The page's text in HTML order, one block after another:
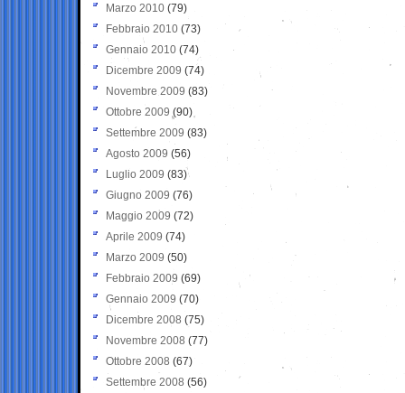
Marzo 2010 (79)
Febbraio 2010 (73)
Gennaio 2010 (74)
Dicembre 2009 (74)
Novembre 2009 (83)
Ottobre 2009 (90)
Settembre 2009 (83)
Agosto 2009 (56)
Luglio 2009 (83)
Giugno 2009 (76)
Maggio 2009 (72)
Aprile 2009 (74)
Marzo 2009 (50)
Febbraio 2009 (69)
Gennaio 2009 (70)
Dicembre 2008 (75)
Novembre 2008 (77)
Ottobre 2008 (67)
Settembre 2008 (56)